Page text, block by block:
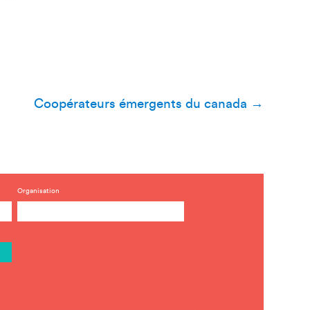
Coopérateurs émergents du canada →
Organisation